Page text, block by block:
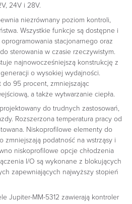
24V i 28V.
niezrównany poziom kontroli,
Wszystkie funkcje są dostępne i
stacjonarnego oraz
sterowania w czasie rzeczywistym.
najnowocześniejszą konstrukcję z
o wysokiej wydajności.
do 95 procent, zmniejszając
a także wytwarzanie ciepła.
do trudnych zastosowań,
Rozszerzona temperatura pracy od
Niskoprofilowe elementy do
zmniejszają podatność na wstrząsy i
niskoprofilowe opcje chłodzenia
I/O są wykonane z blokujących
zapewniających najwyższy stopień
Jupiter-MM-5312 zawierają kontroler